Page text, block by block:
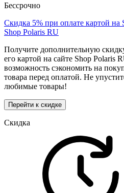
Бессрочно
Скидка 5% при оплате картой на
Shop Polaris RU
Получите дополнительную
его картой на сайте Shop Polaris
возможность сэкономить на
товара перед оплатой. Не
любимые товары!
Перейти к скидке
Скидка